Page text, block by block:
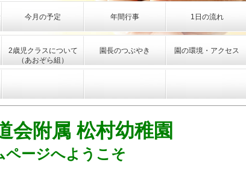
今月の予定 年間行事 1日の流れ
2歳児クラスについて
（あおぞら組）
園長のつぶやき 園の環境・アクセス
会附属 松村幼稚園
ページへようこそ